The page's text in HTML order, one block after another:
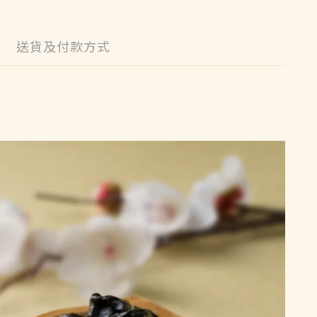
送貨及付款方式